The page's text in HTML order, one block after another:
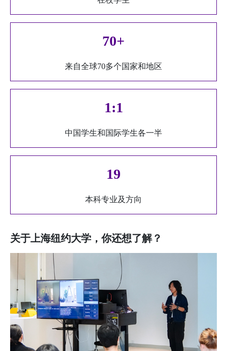
70+
来自全球70多个国家和地区
1:1
中国学生和国际学生各一半
19
本科专业及方向
关于上海纽约大学，你还想了解？